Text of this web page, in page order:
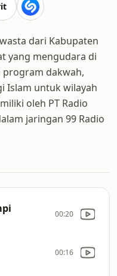
dari Kabupaten
yang mengudara di
program dakwah,
Islam untuk wilayah
oleh PT Radio
jaringan 99 Radio
00:20
00:16